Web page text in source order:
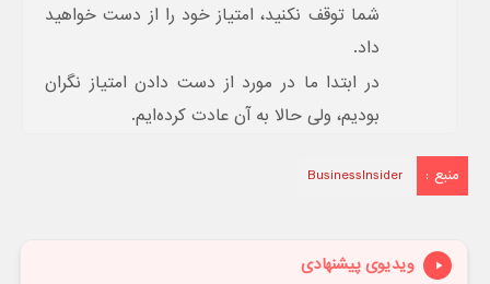
شما توقف نکنید، امتیاز خود را از دست خواهید
داد.
در ابتدا ما در مورد از دست دادن امتیاز نگران
بودیم، ولی حالا به آن عادت کرده‌ایم.
منبع : BusinessInsider
ویدیوی پیشنهادی